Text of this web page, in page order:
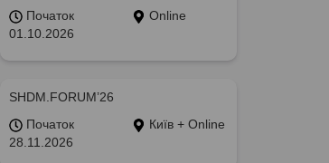
Початок
01.10.2026
Online
SHDM.FORUM’26
Початок
28.11.2026
Київ + Online